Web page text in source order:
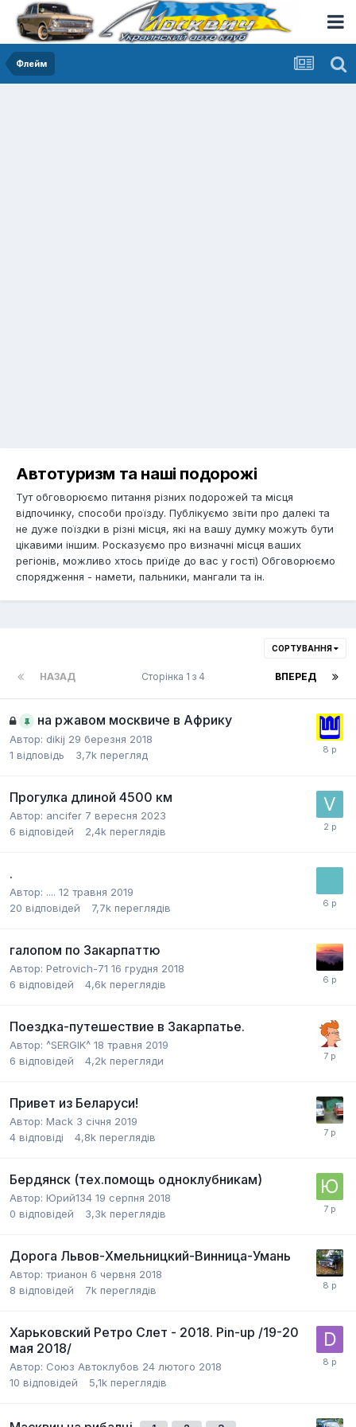
Флейм
Автотуризм та наші подорожі
Тут обговорюємо питання різних подорожей та місця
відпочинку, способи проїзду. Публікуємо звіти про далекі та
не дуже поїздки в різні місця, які на вашу думку можуть бути
цікавими іншим. Росказуємо про визначні місця ваших
регіонів, можливо хтось приїде до вас у гості) Обговорюємо
спорядження - намети, пальники, мангали та ін.
СОРТУВАННЯ
НАЗАД ВПЕРЕД
Сторінка 1 з 4
на ржавом москвиче в Африку
Автор: dikij 29 березня 2018
1 відповідь 3,7k перегляд
Прогулка длиной 4500 км
Автор: ancifer 7 вересня 2023
6 відповідей 2,4k переглядів
.
Автор: .... 12 травня 2019
20 відповідей 7,7k переглядів
галопом по Закарпаттю
Автор: Petrovich-71 16 грудня 2018
6 відповідей 4,6k переглядів
Поездка-путешествие в Закарпатье.
Автор: ^SERGIK^ 18 травня 2019
6 відповідей 4,2k перегляди
Привет из Беларуси!
Автор: Mack 3 січня 2019
4 відповіді 4,8k переглядів
Бердянск (тех.помощь одноклубникам)
Автор: Юрий134 19 серпня 2018
0 відповідей 3,3k переглядів
Дорога Львов-Хмельницкий-Винница-Умань
Автор: трианон 6 червня 2018
8 відповідей 7k переглядів
Харьковский Ретро Слет - 2018. Pin-up /19-20
мая 2018/
Автор: Союз Автоклубов 24 лютого 2018
10 відповідей 5,1k переглядів